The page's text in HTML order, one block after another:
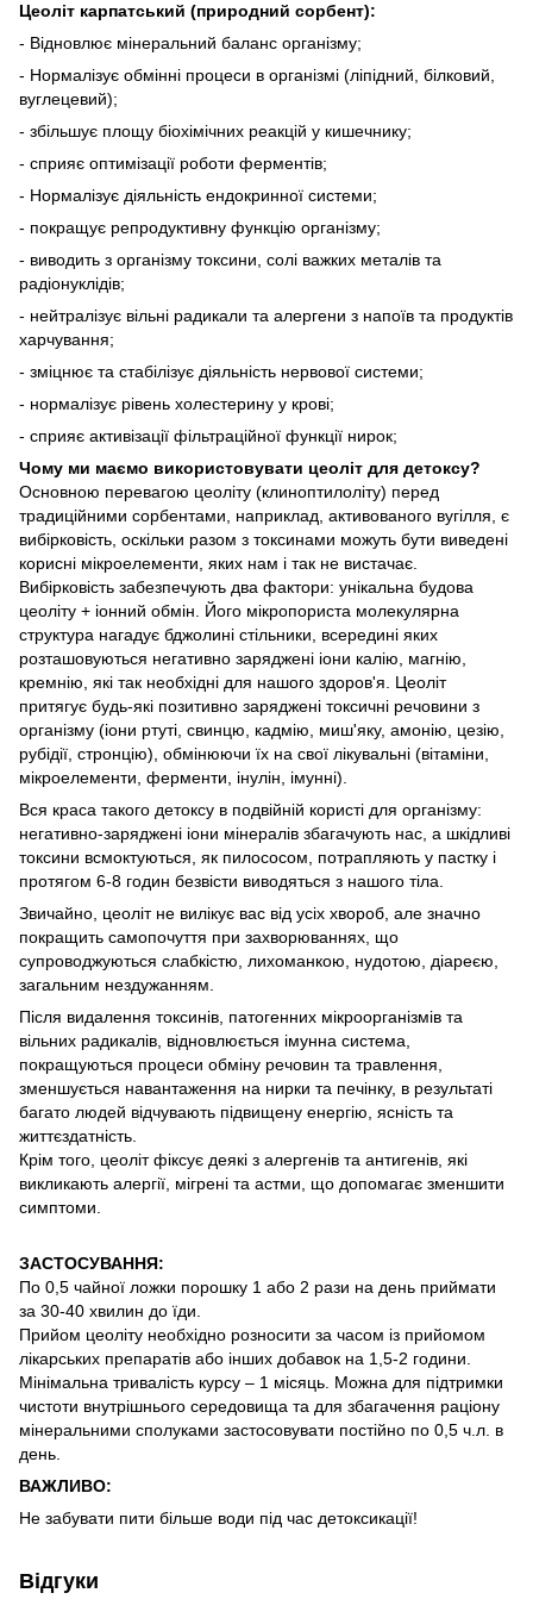
Цеоліт карпатський (природний сорбент):
- Відновлює мінеральний баланс організму;
- Нормалізує обмінні процеси в організмі (ліпідний, білковий,
вуглецевий);
- збільшує площу біохімічних реакцій у кишечнику;
- сприяє оптимізації роботи ферментів;
- Нормалізує діяльність ендокринної системи;
- покращує репродуктивну функцію організму;
- виводить з організму токсини, солі важких металів та
радіонуклідів;
- нейтралізує вільні радикали та алергени з напоїв та продуктів
харчування;
- зміцнює та стабілізує діяльність нервової системи;
- нормалізує рівень холестерину у крові;
- сприяє активізації фільтраційної функції нирок;
Чому ми маємо використовувати цеоліт для детоксу?
Основною перевагою цеоліту (клиноптилоліту) перед
традиційними сорбентами, наприклад, активованого вугілля, є
вибірковість, оскільки разом з токсинами можуть бути виведені
корисні мікроелементи, яких нам і так не вистачає.
Вибірковість забезпечують два фактори: унікальна будова
цеоліту + іонний обмін. Його мікропориста молекулярна
структура нагадує бджолині стільники, всередині яких
розташовуються негативно заряджені іони калію, магнію,
кремнію, які так необхідні для нашого здоров'я. Цеоліт
притягує будь-які позитивно заряджені токсичні речовини з
організму (іони ртуті, свинцю, кадмію, миш'яку, амонію, цезію,
рубідії, стронцію), обмінюючи їх на свої лікувальні (вітаміни,
мікроелементи, ферменти, інулін, імунні).
Вся краса такого детоксу в подвійній користі для організму:
негативно-заряджені іони мінералів збагачують нас, а шкідливі
токсини всмоктуються, як пилососом, потрапляють у пастку і
протягом 6-8 годин безвісти виводяться з нашого тіла.
Звичайно, цеоліт не вилікує вас від усіх хвороб, але значно
покращить самопочуття при захворюваннях, що
супроводжуються слабкістю, лихоманкою, нудотою, діареєю,
загальним нездужанням.
Після видалення токсинів, патогенних мікроорганізмів та
вільних радикалів, відновлюється імунна система,
покращуються процеси обміну речовин та травлення,
зменшується навантаження на нирки та печінку, в результаті
багато людей відчувають підвищену енергію, ясність та
життєздатність.
Крім того, цеоліт фіксує деякі з алергенів та антигенів, які
викликають алергії, мігрені та астми, що допомагає зменшити
симптоми.
ЗАСТОСУВАННЯ:
По 0,5 чайної ложки порошку 1 або 2 рази на день приймати
за 30-40 хвилин до їди.
Прийом цеоліту необхідно розносити за часом із прийомом
лікарських препаратів або інших добавок на 1,5-2 години.
Мінімальна тривалість курсу – 1 місяць. Можна для підтримки
чистоти внутрішнього середовища та для збагачення раціону
мінеральними сполуками застосовувати постійно по 0,5 ч.л. в
день.
ВАЖЛИВО:
Не забувати пити більше води під час детоксикації!
Відгуки